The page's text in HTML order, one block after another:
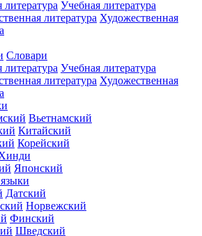
Учебная литература
Художественная
Словари
Учебная литература
Художественная
Вьетнамский
Китайский
Корейский
Японский
Датский
Норвежский
Финский
Шведский